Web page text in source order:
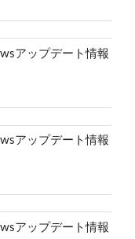
アップデート情報
アップデート情報
アップデート情報